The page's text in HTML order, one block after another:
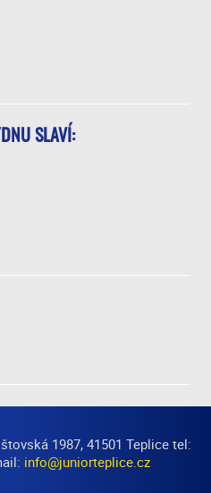
SLAVÍ:
1987, 41501 Teplice tel:
info@juniorteplice.cz